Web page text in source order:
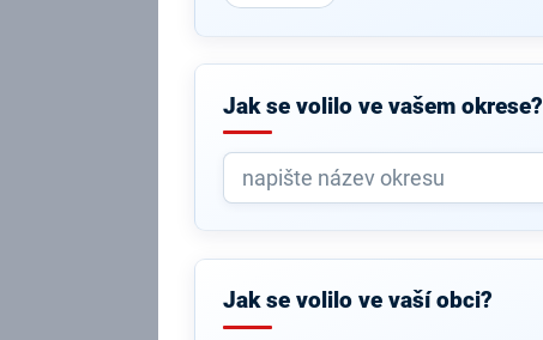
Jak se volilo ve vašem okrese?
Jak se volilo ve vaší obci?